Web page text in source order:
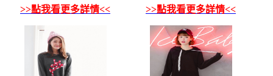
>>點我看更多詳情<< >>點我看更多詳情<<